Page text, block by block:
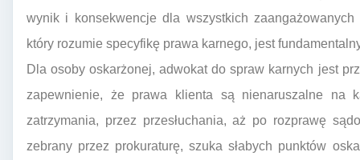
wynik i konsekwencje dla wszystkich
który rozumie specyfikę prawa karnego, jest
Dla osoby oskarżonej, adwokat do spraw karnych jest
zapewnienie, że prawa klienta są nienaruszalne na
zatrzymania, przez przesłuchania, aż po rozprawę
zebrany przez prokuraturę, szuka słabych punktów